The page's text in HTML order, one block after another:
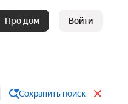
Про дом Войти
Сохранить поиск